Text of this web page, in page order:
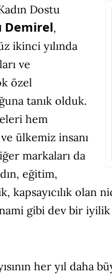
Dostu
Demirel,
ikinci yılında
ve
özel
tanık olduk.
hem
ülkemiz insanı
markaları da
eğitim,
kapsayıcılık olan
gibi dev bir
her yıl